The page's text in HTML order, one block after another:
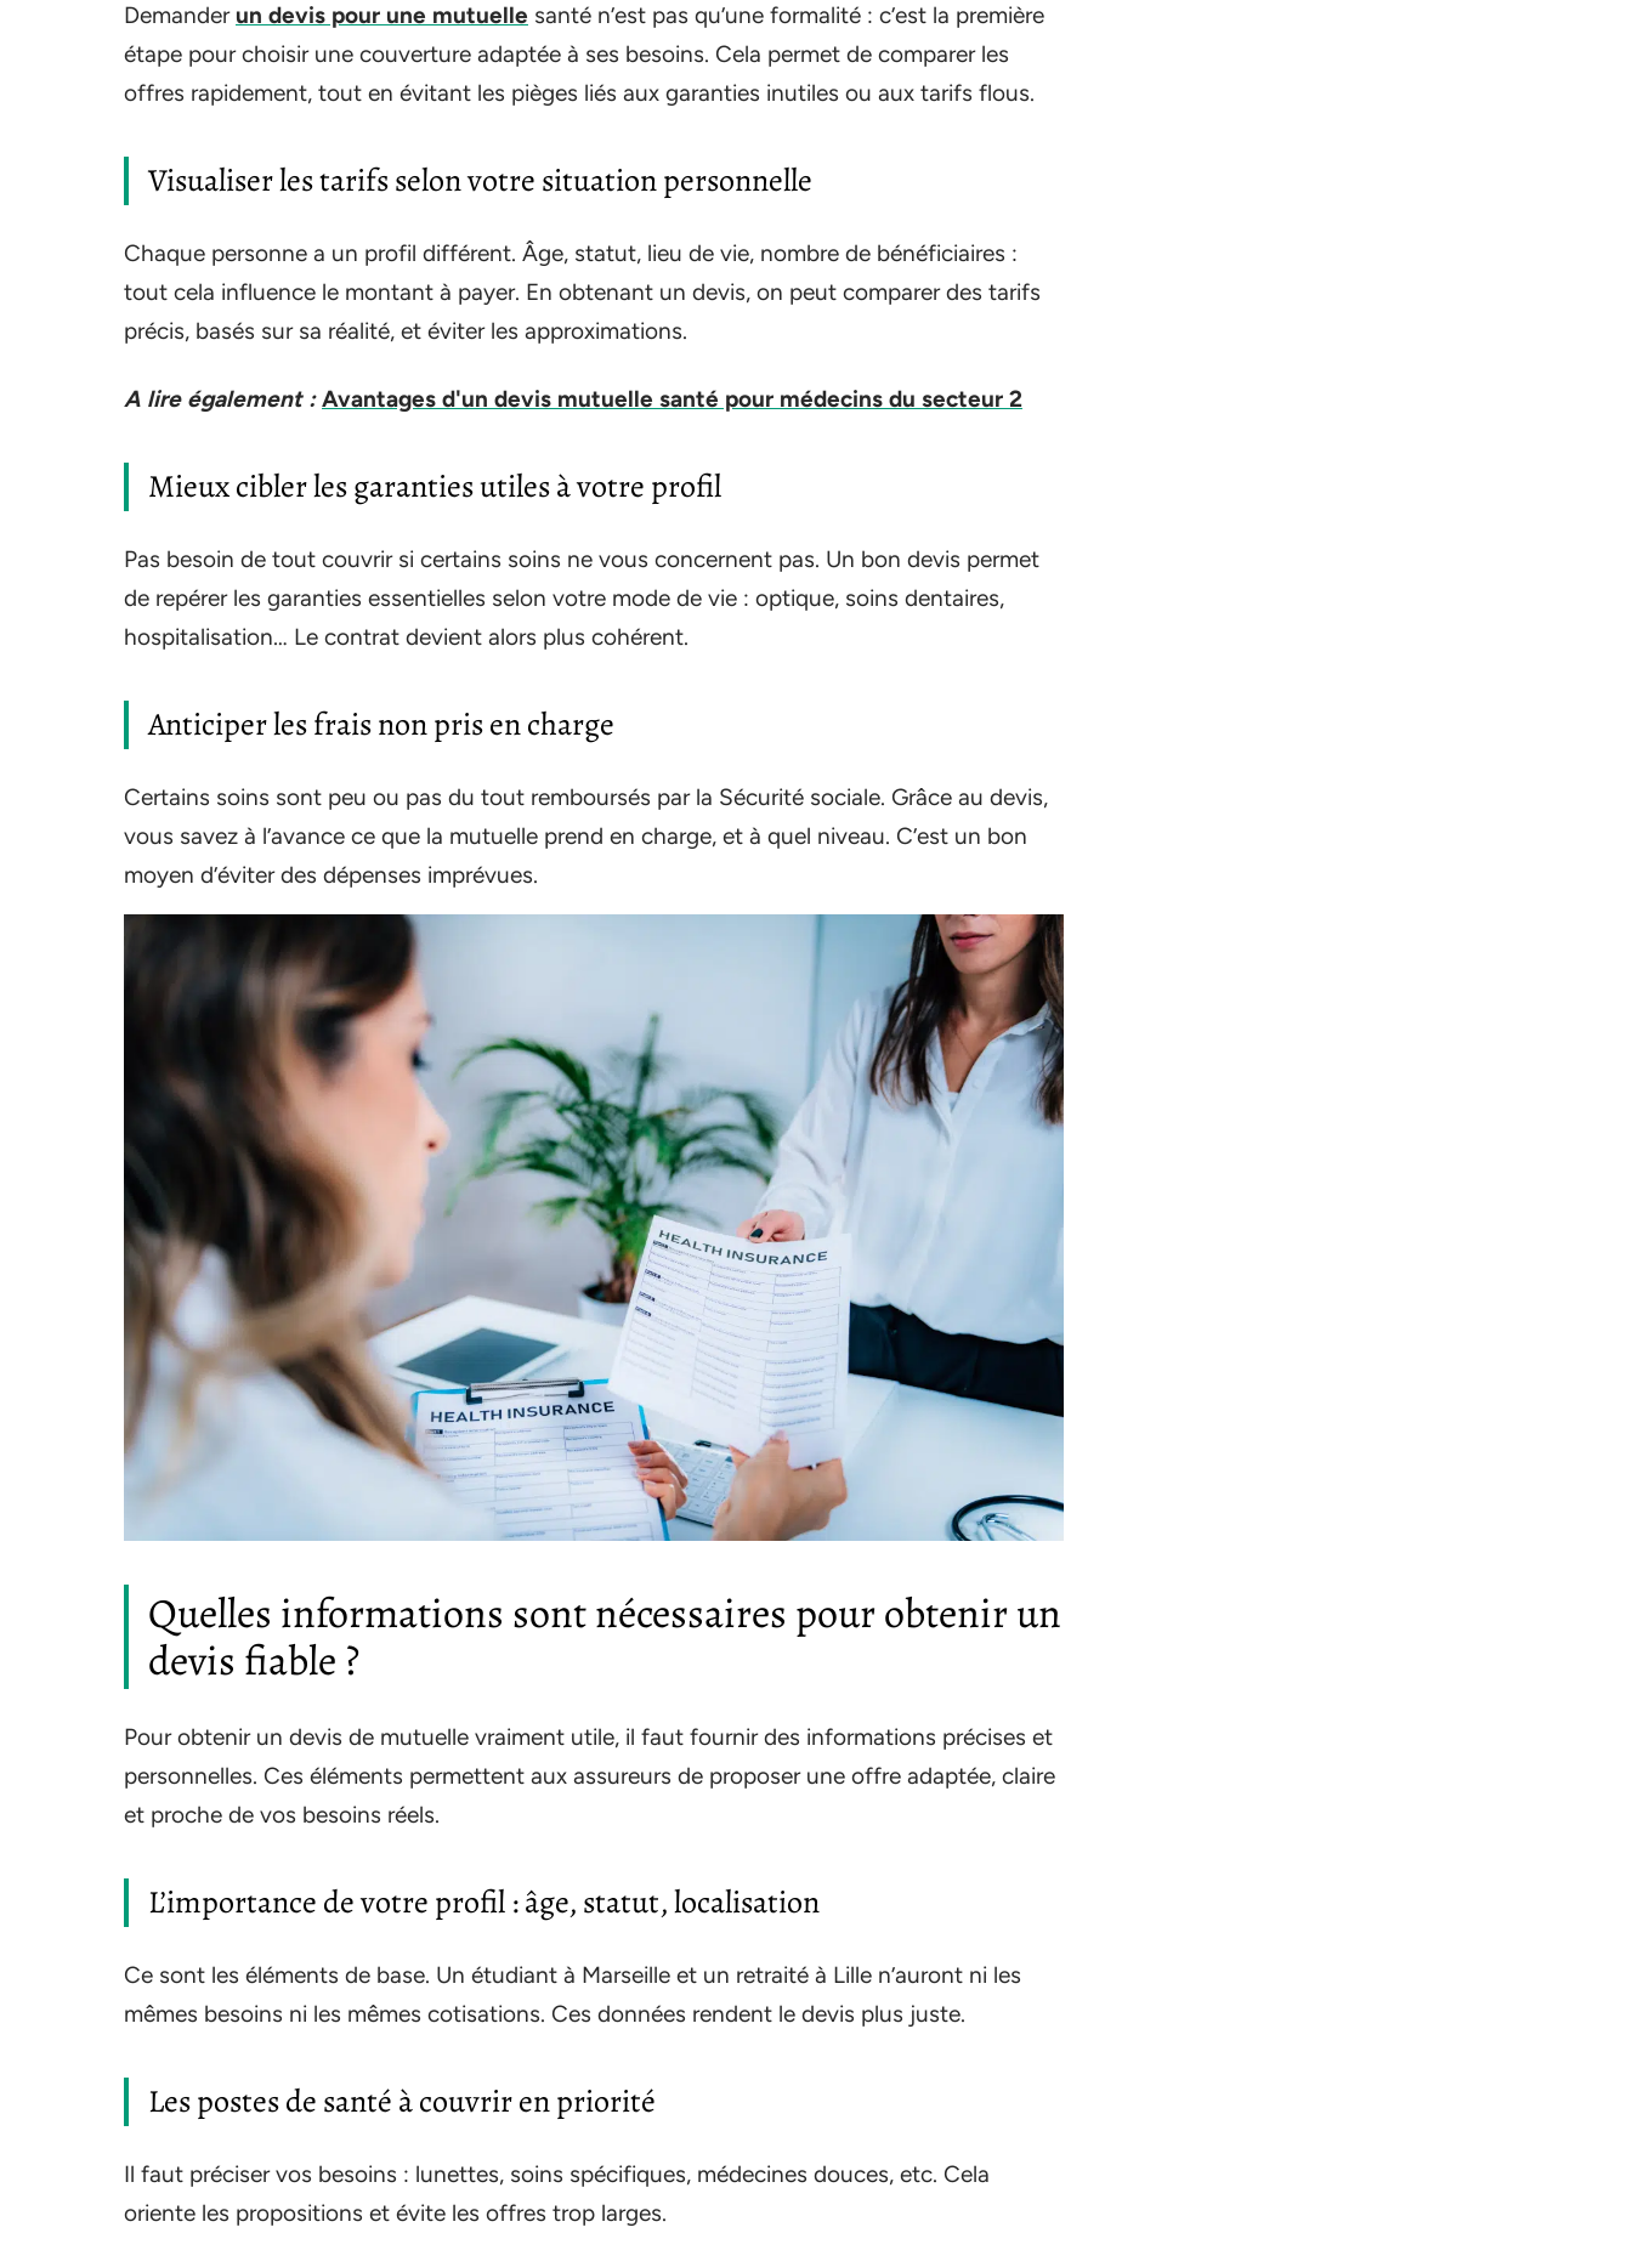
Demander un devis pour une mutuelle santé n’est pas qu’une formalité : c’est la première
étape pour choisir une couverture adaptée à ses besoins. Cela permet de comparer les
offres rapidement, tout en évitant les pièges liés aux garanties inutiles ou aux tarifs flous.
Visualiser les tarifs selon votre situation personnelle
Chaque personne a un profil différent. Âge, statut, lieu de vie, nombre de bénéficiaires :
tout cela influence le montant à payer. En obtenant un devis, on peut comparer des tarifs
précis, basés sur sa réalité, et éviter les approximations.
A lire également : Avantages d'un devis mutuelle santé pour médecins du secteur 2
Mieux cibler les garanties utiles à votre profil
Pas besoin de tout couvrir si certains soins ne vous concernent pas. Un bon devis permet
de repérer les garanties essentielles selon votre mode de vie : optique, soins dentaires,
hospitalisation… Le contrat devient alors plus cohérent.
Anticiper les frais non pris en charge
Certains soins sont peu ou pas du tout remboursés par la Sécurité sociale. Grâce au devis,
vous savez à l’avance ce que la mutuelle prend en charge, et à quel niveau. C’est un bon
moyen d’éviter des dépenses imprévues.
Quelles informations sont nécessaires pour obtenir un
devis fiable ?
Pour obtenir un devis de mutuelle vraiment utile, il faut fournir des informations précises et
personnelles. Ces éléments permettent aux assureurs de proposer une offre adaptée, claire
et proche de vos besoins réels.
L’importance de votre profil : âge, statut, localisation
Ce sont les éléments de base. Un étudiant à Marseille et un retraité à Lille n’auront ni les
mêmes besoins ni les mêmes cotisations. Ces données rendent le devis plus juste.
Les postes de santé à couvrir en priorité
Il faut préciser vos besoins : lunettes, soins spécifiques, médecines douces, etc. Cela
oriente les propositions et évite les offres trop larges.